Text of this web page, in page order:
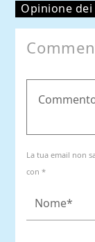
Opinione
La tua email non
con *